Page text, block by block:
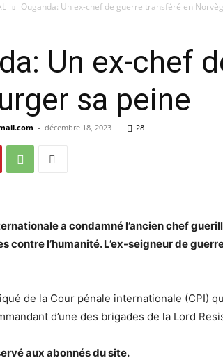
Ouganda: Un ex-chef de guerre transféré en
Un ex-chef
sa peine
- décembre 18, 2023 28
a condamné l’ancien chef
contre l’humanité. L’ex-seigneur de
de la Cour pénale internationale (CPI)
d’une des brigades de la Lord
aux abonnés du site.